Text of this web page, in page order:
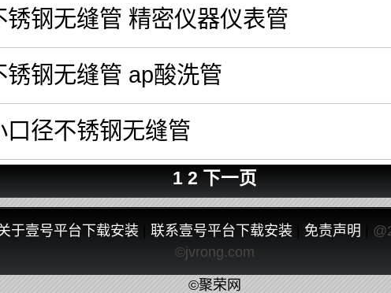
锈钢无缝管 精密仪器仪表管
锈钢无缝管 ap酸洗管
口径不锈钢无缝管
1 2 下一页
于壹号平台下载安装 联系壹号平台下载安装 免责声明
©jvrong.com
©聚荣网